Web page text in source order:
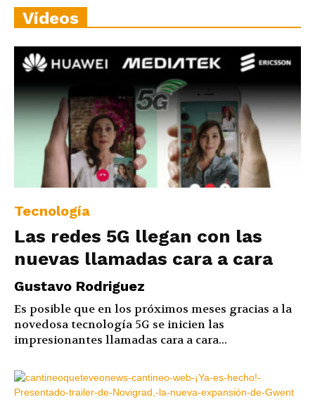
Vídeos
Tecnología
Las redes 5G llegan con las
nuevas llamadas cara a cara
Gustavo Rodriguez
Es posible que en los próximos meses gracias a la
novedosa tecnología 5G se inicien las
impresionantes llamadas cara a cara...